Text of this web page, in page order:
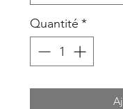
Quantité *